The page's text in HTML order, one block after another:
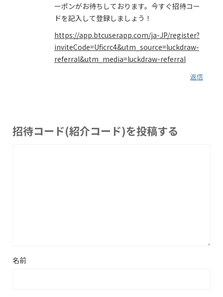
ーポンがお待ちしております。今すぐ招待コー
ドを記入して登録しましょう！
https://app.btcuserapp.com/ja-JP/register?
inviteCode=Uficrc4&utm_source=luckdraw-
referral&utm_media=luckdraw-referral
返信
招待コード(紹介コード)を投稿する
名前